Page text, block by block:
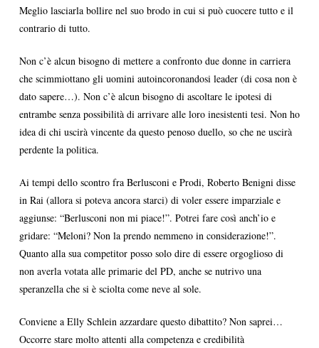
Meglio lasciarla bollire nel suo brodo in cui si può cuocere tutto e il
contrario di tutto.
Non c’è alcun bisogno di mettere a confronto due donne in carriera
che scimmiottano gli uomini autoincoronandosi leader (di cosa non è
dato sapere…). Non c’è alcun bisogno di ascoltare le ipotesi di
entrambe senza possibilità di arrivare alle loro inesistenti tesi. Non ho
idea di chi uscirà vincente da questo penoso duello, so che ne uscirà
perdente la politica.
Ai tempi dello scontro fra Berlusconi e Prodi, Roberto Benigni disse
in Rai (allora si poteva ancora starci) di voler essere imparziale e
aggiunse: “Berlusconi non mi piace!”. Potrei fare così anch’io e
gridare: “Meloni? Non la prendo nemmeno in considerazione!”.
Quanto alla sua competitor posso solo dire di essere orgoglioso di
non averla votata alle primarie del PD, anche se nutrivo una
speranzella che si è sciolta come neve al sole.
Conviene a Elly Schlein azzardare questo dibattito? Non saprei…
Occorre stare molto attenti alla competenza e credibilità